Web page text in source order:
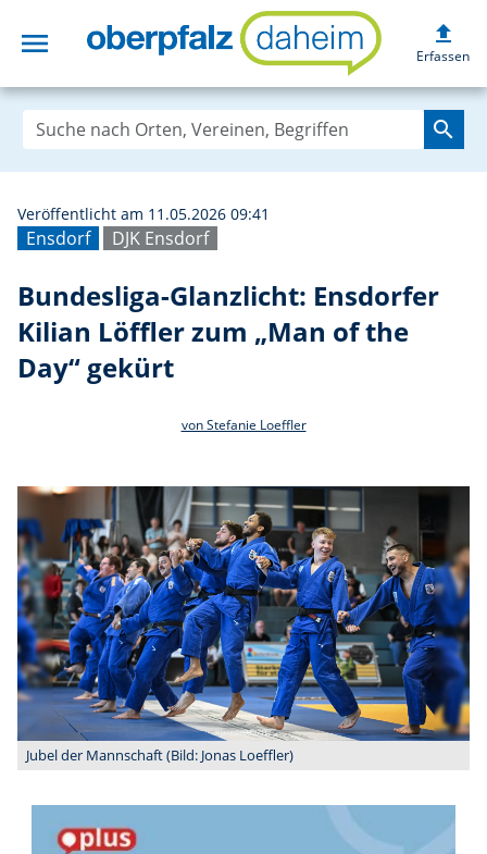
menu Bundesliga-
upload
Erfassen
search
Ensdorf DJK Ensdorf
Veröffentlicht am 11.05.2026 09:41
Bundesliga-Glanzlicht: Ensdorfer
Kilian Löffler zum „Man of the
Day“ gekürt
von Stefanie Loeffler
Jubel der Mannschaft (Bild: Jonas Loeffler)